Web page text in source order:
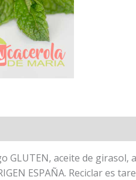
aceite de
ESPAÑA. Reciclar